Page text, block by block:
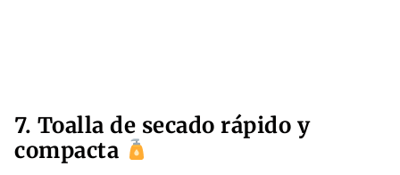
7. Toalla de secado rápido y
compacta